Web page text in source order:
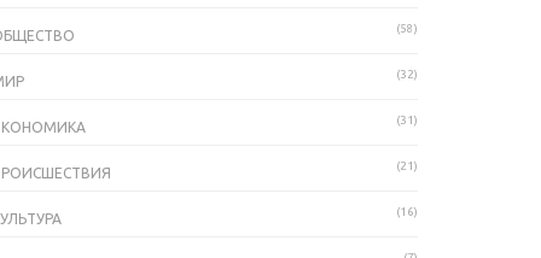
(58)
(32)
(31)
(21)
(16)